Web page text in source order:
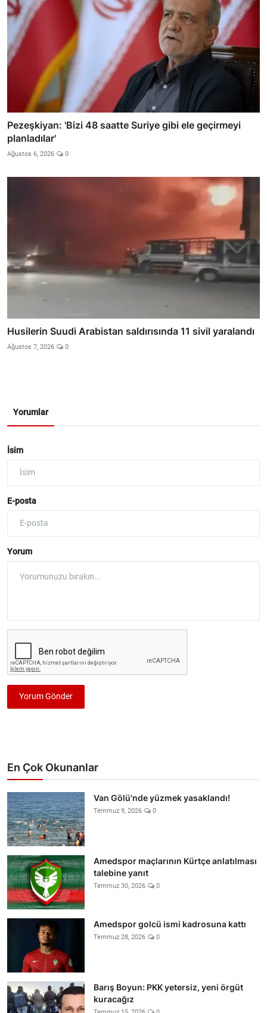
Pezeşkiyan: 'Bizi 48 saatte Suriye gibi ele geçirmeyi
planladılar'
Ağustos 6, 2026 0
Husilerin Suudi Arabistan saldırısında 11 sivil yaralandı
Ağustos 7, 2026 0
Yorumlar
İsim
E-posta
Yorum
Yorum Gönder
En Çok Okunanlar
Van Gölü'nde yüzmek yasaklandı!
Temmuz 9, 2026 0
Amedspor maçlarının Kürtçe anlatılması
talebine yanıt
Temmuz 30, 2026 0
Amedspor golcü ismi kadrosuna kattı
Temmuz 28, 2026 0
Barış Boyun: PKK yetersiz, yeni örgüt
kuracağız